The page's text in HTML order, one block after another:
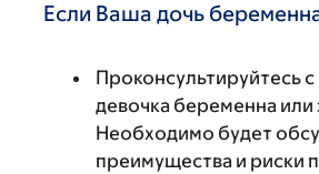
Если Ваша дочь
Проконсультируйтесь
девочка беременна
Необходимо будет
преимущества и риски